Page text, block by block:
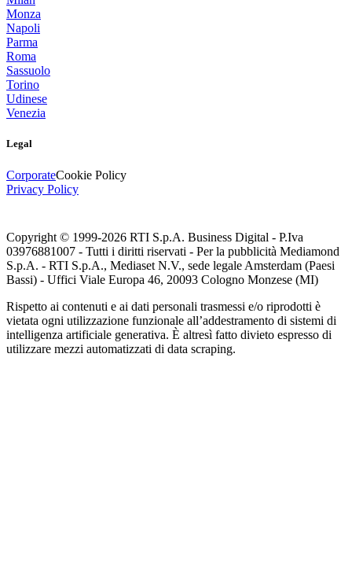
Monza
Napoli
Parma
Roma
Sassuolo
Torino
Udinese
Venezia
Legal
CorporateCookie Policy
Privacy Policy
Copyright © 1999-2026 RTI S.p.A. Business Digital - P.Iva
03976881007 - Tutti i diritti riservati - Per la pubblicità Mediamond
S.p.A. - RTI S.p.A., Mediaset N.V., sede legale Amsterdam (Paesi
Bassi) - Uffici Viale Europa 46, 20093 Cologno Monzese (MI)
Rispetto ai contenuti e ai dati personali trasmessi e/o riprodotti è
vietata ogni utilizzazione funzionale all’addestramento di sistemi di
intelligenza artificiale generativa. È altresì fatto divieto espresso di
utilizzare mezzi automatizzati di data scraping.